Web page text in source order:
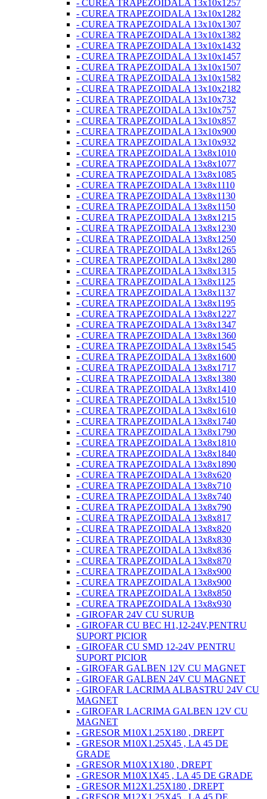
- CUREA TRAPEZOIDALA 13x10x1257
- CUREA TRAPEZOIDALA 13x10x1282
- CUREA TRAPEZOIDALA 13x10x1307
- CUREA TRAPEZOIDALA 13x10x1382
- CUREA TRAPEZOIDALA 13x10x1432
- CUREA TRAPEZOIDALA 13x10x1457
- CUREA TRAPEZOIDALA 13x10x1507
- CUREA TRAPEZOIDALA 13x10x1582
- CUREA TRAPEZOIDALA 13x10x2182
- CUREA TRAPEZOIDALA 13x10x732
- CUREA TRAPEZOIDALA 13x10x757
- CUREA TRAPEZOIDALA 13x10x857
- CUREA TRAPEZOIDALA 13x10x900
- CUREA TRAPEZOIDALA 13x10x932
- CUREA TRAPEZOIDALA 13x8x1010
- CUREA TRAPEZOIDALA 13x8x1077
- CUREA TRAPEZOIDALA 13x8x1085
- CUREA TRAPEZOIDALA 13x8x1110
- CUREA TRAPEZOIDALA 13x8x1130
- CUREA TRAPEZOIDALA 13x8x1150
- CUREA TRAPEZOIDALA 13x8x1215
- CUREA TRAPEZOIDALA 13x8x1230
- CUREA TRAPEZOIDALA 13x8x1250
- CUREA TRAPEZOIDALA 13x8x1265
- CUREA TRAPEZOIDALA 13x8x1280
- CUREA TRAPEZOIDALA 13x8x1315
- CUREA TRAPEZOIDALA 13x8x1125
- CUREA TRAPEZOIDALA 13x8x1137
- CUREA TRAPEZOIDALA 13x8x1195
- CUREA TRAPEZOIDALA 13x8x1227
- CUREA TRAPEZOIDALA 13x8x1347
- CUREA TRAPEZOIDALA 13x8x1360
- CUREA TRAPEZOIDALA 13x8x1545
- CUREA TRAPEZOIDALA 13x8x1600
- CUREA TRAPEZOIDALA 13x8x1717
- CUREA TRAPEZOIDALA 13x8x1380
- CUREA TRAPEZOIDALA 13x8x1410
- CUREA TRAPEZOIDALA 13x8x1510
- CUREA TRAPEZOIDALA 13x8x1610
- CUREA TRAPEZOIDALA 13x8x1740
- CUREA TRAPEZOIDALA 13x8x1790
- CUREA TRAPEZOIDALA 13x8x1810
- CUREA TRAPEZOIDALA 13x8x1840
- CUREA TRAPEZOIDALA 13x8x1890
- CUREA TRAPEZOIDALA 13x8x620
- CUREA TRAPEZOIDALA 13x8x710
- CUREA TRAPEZOIDALA 13x8x740
- CUREA TRAPEZOIDALA 13x8x790
- CUREA TRAPEZOIDALA 13x8x817
- CUREA TRAPEZOIDALA 13x8x820
- CUREA TRAPEZOIDALA 13x8x830
- CUREA TRAPEZOIDALA 13x8x836
- CUREA TRAPEZOIDALA 13x8x870
- CUREA TRAPEZOIDALA 13x8x900
- CUREA TRAPEZOIDALA 13x8x900
- CUREA TRAPEZOIDALA 13x8x850
- CUREA TRAPEZOIDALA 13x8x930
- GIROFAR 24V CU SURUB
- GIROFAR CU BEC H1,12-24V,PENTRU
SUPORT PICIOR
- GIROFAR CU SMD 12-24V PENTRU
SUPORT PICIOR
- GIROFAR GALBEN 12V CU MAGNET
- GIROFAR GALBEN 24V CU MAGNET
- GIROFAR LACRIMA ALBASTRU 24V CU
MAGNET
- GIROFAR LACRIMA GALBEN 12V CU
MAGNET
- GRESOR M10X1.25X180 , DREPT
- GRESOR M10X1.25X45 , LA 45 DE
GRADE
- GRESOR M10X1X180 , DREPT
- GRESOR M10X1X45 , LA 45 DE GRADE
- GRESOR M12X1.25X180 , DREPT
- GRESOR M12X1.25X45 , LA 45 DE